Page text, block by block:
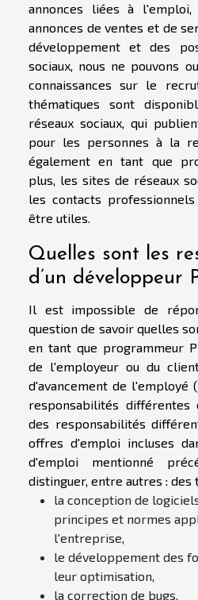
annonces liées à
annonces de ventes et de
développement et des
sociaux, nous ne pouvons
connaissances sur le
thématiques sont
réseaux sociaux, qui
pour les personnes à la
également en tant que
plus, les sites de réseaux
les contacts
être utiles.
Quelles sont les
d’un développeur
Il est impossible de
question de savoir quelles
en tant que programmeur
de l'employeur ou du
d'avancement de l'employé
responsabilités
des responsabilités
offres d'emploi incluses
d'emploi mentionné
distinguer, entre autres : des
la conception de
principes et normes
l'entreprise,
le développement des
leur optimisation,
la correction de bugs,